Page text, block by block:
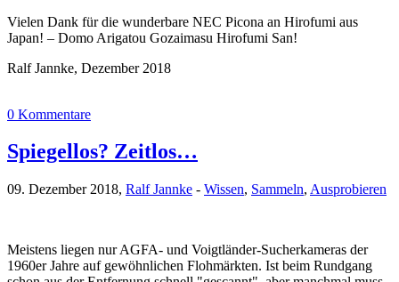
Vielen Dank für die wunderbare NEC Picona an Hirofumi aus
Japan! – Domo Arigatou Gozaimasu Hirofumi San!
Ralf Jannke, Dezember 2018
0 Kommentare
Spiegellos? Zeitlos…
09. Dezember 2018, Ralf Jannke - Wissen, Sammeln, Ausprobieren
Meistens liegen nur AGFA- und Voigtländer-Sucherkameras der
1960er Jahre auf gewöhnlichen Flohmärkten. Ist beim Rundgang